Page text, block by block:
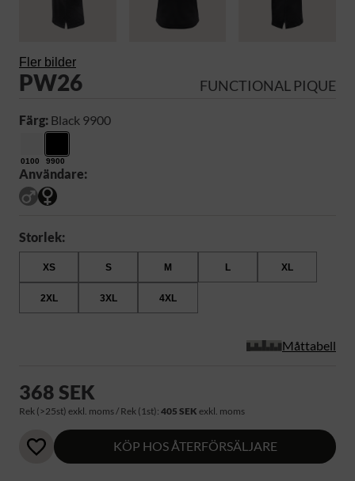
Fler bilder
PW26 FUNCTIONAL PIQUE
Färg: Black 9900
0100 9900
Användare:
Storlek:
XS S M L XL
2XL 3XL 4XL
Måttabell
368 SEK
Rek (>25st) exkl. moms / Rek (1st): 405 SEK exkl. moms
KÖP HOS ÅTERFÖRSÄLJARE